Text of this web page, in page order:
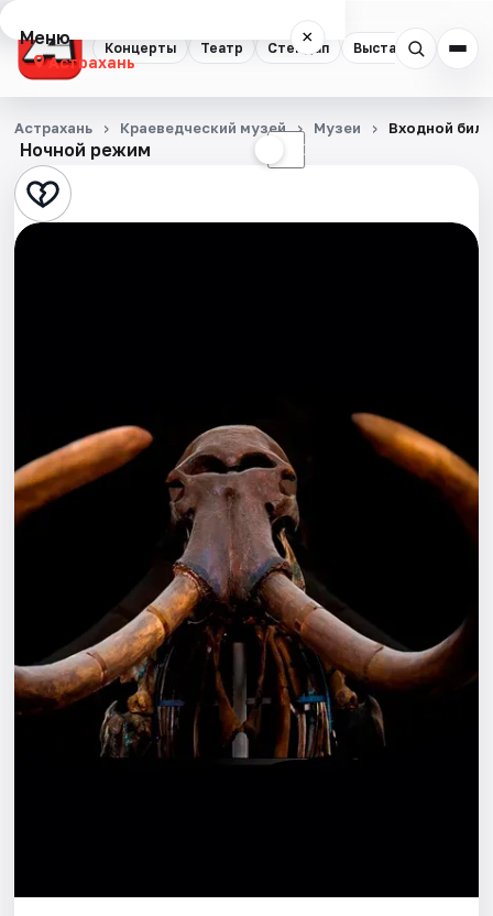
Концерты Театр Стендап Выставки
Меню ×
Астрахань
Концерты
Театр
Стендап
События
Артисты
Рейтинги
Ночной режим ☾
Астрахань Краеведческий музей Музеи Входной